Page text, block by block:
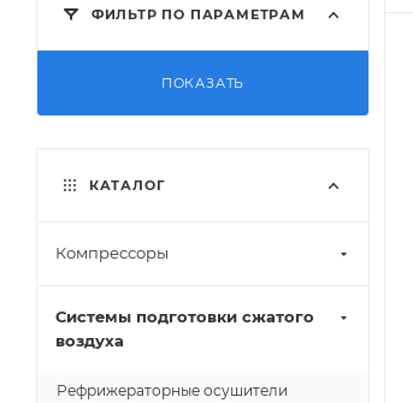
ФИЛЬТР ПО ПАРАМЕТРАМ
ПОКАЗАТЬ
КАТАЛОГ
Компрессоры
Системы подготовки сжатого
воздуха
Рефрижераторные осушители